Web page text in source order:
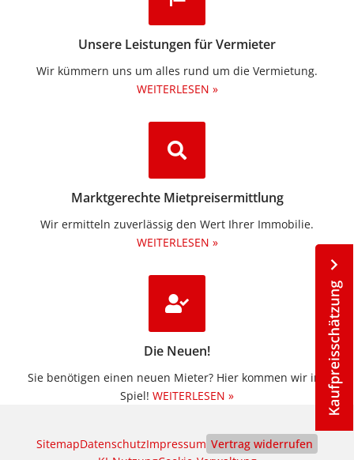
Unsere Leistungen für Vermieter
Wir kümmern uns um alles rund um die Vermietung.​
WEITERLESEN »
Marktgerechte Mietpreisermittlung
Wir ermitteln zuverlässig den Wert Ihrer Immobilie.
WEITERLESEN »
Die Neuen!
Sie benötigen einen neuen Mieter? Hier kommen wir ins
Spiel! WEITERLESEN »
SitemapDatenschutzImpressum Vertrag widerrufen